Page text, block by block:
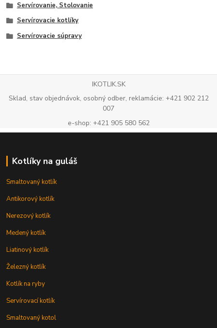
Servírovanie, Stolovanie
Servírovacie kotlíky
Servírovacie súpravy
IKOTLIK.SK
Sklad, stav objednávok, osobný odber, reklamácie: +421 902 212
007
e-shop: +421 905 580 562
Kotlíky na guláš
Smaltovaný kotlík
Antikorový kotlík
Nerezový kotlík
Medený kotlík
Liatinový kotlík
Železný kotlík
Kotlík na ryby
Servírovací kotlík
Smaltovaný kotol